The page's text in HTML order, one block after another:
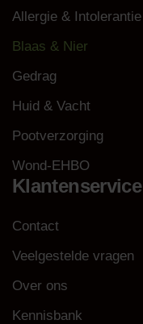
Allergie & Intolerantie
Blaas & Nier
Gedrag
Huid & Vacht
Pootverzorging
Wond-EHBO
Klantenservice
Contact
Veelgestelde vragen
Over ons
Kennisbank